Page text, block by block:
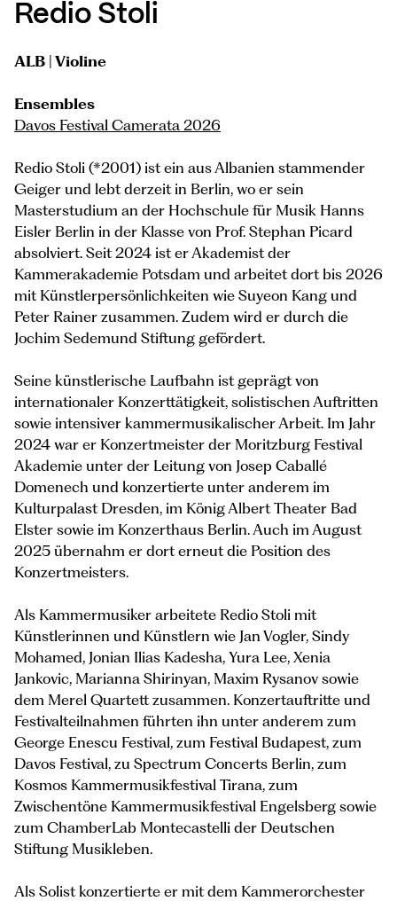
Redio Stoli
ALB | Violine
Ensembles
Davos Festival Camerata 2026
Redio Stoli (*2001) ist ein aus Albanien stammender
Geiger und lebt derzeit in Berlin, wo er sein
Masterstudium an der Hochschule für Musik Hanns
Eisler Berlin in der Klasse von Prof. Stephan Picard
absolviert. Seit 2024 ist er Akademist der
Kammerakademie Potsdam und arbeitet dort bis 2026
mit Künstlerpersönlichkeiten wie Suyeon Kang und
Peter Rainer zusammen. Zudem wird er durch die
Jochim Sedemund Stiftung gefördert.
Seine künstlerische Laufbahn ist geprägt von
internationaler Konzerttätigkeit, solistischen Auftritten
sowie intensiver kammermusikalischer Arbeit. Im Jahr
2024 war er Konzertmeister der Moritzburg Festival
Akademie unter der Leitung von Josep Caballé
Domenech und konzertierte unter anderem im
Kulturpalast Dresden, im König Albert Theater Bad
Elster sowie im Konzerthaus Berlin. Auch im August
2025 übernahm er dort erneut die Position des
Konzertmeisters.
Als Kammermusiker arbeitete Redio Stoli mit
Künstlerinnen und Künstlern wie Jan Vogler, Sindy
Mohamed, Jonian Ilias Kadesha, Yura Lee, Xenia
Jankovic, Marianna Shirinyan, Maxim Rysanov sowie
dem Merel Quartett zusammen. Konzertauftritte und
Festivalteilnahmen führten ihn unter anderem zum
George Enescu Festival, zum Festival Budapest, zum
Davos Festival, zu Spectrum Concerts Berlin, zum
Kosmos Kammermusikfestival Tirana, zum
Zwischentöne Kammermusikfestival Engelsberg sowie
zum ChamberLab Montecastelli der Deutschen
Stiftung Musikleben.
Als Solist konzertierte er mit dem Kammerorchester